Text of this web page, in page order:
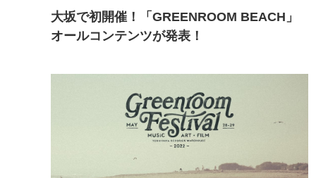
大坂で初開催！「GREENROOM BEACH」
オールコンテンツが発表！